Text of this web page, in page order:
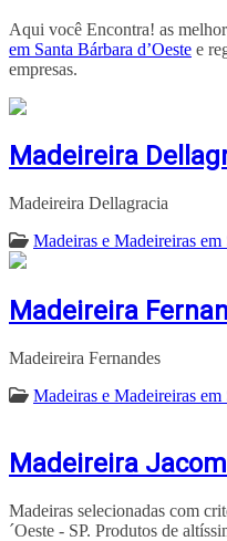
Aqui você Encontra! as
em Santa Bárbara d’Oeste e
empresas.
Madeireira
Madeireira Dellagracia
Madeiras e Madeireiras em
Madeireira
Madeireira Fernandes
Madeiras e Madeireiras em
Madeireira
Madeiras selecionadas com
´Oeste - SP. Produtos de